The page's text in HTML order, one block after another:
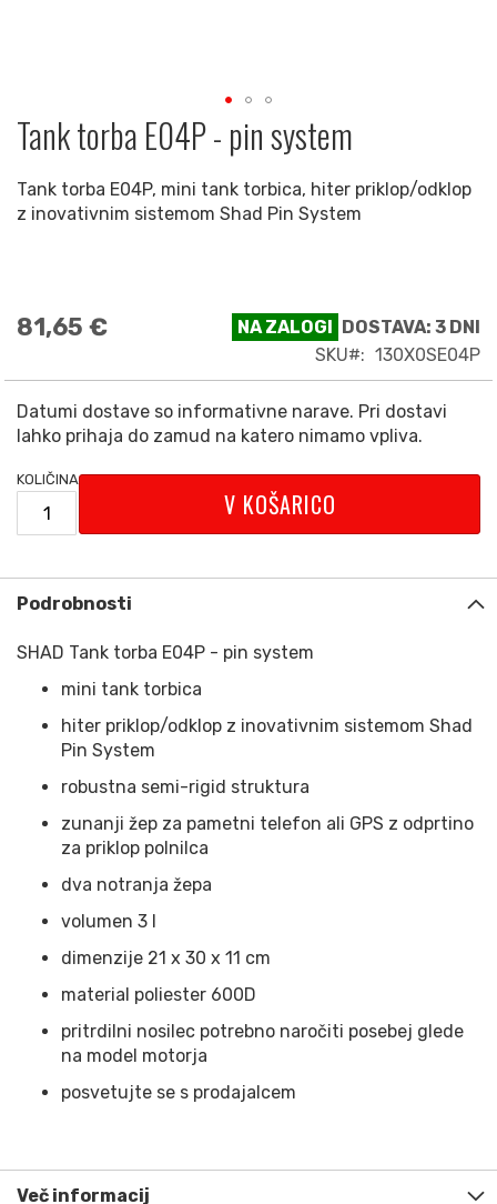
Tank torba E04P - pin system
Tank torba E04P, mini tank torbica, hiter priklop/odklop
z inovativnim sistemom Shad Pin System
81,65 € NA ZALOGI DOSTAVA: 3 DNI
SKU
130X0SE04P
Datumi dostave so informativne narave. Pri dostavi
lahko prihaja do zamud na katero nimamo vpliva.
KOLIČINA
V KOŠARICO
Preskoči
na
galerije
slik
Podrobnosti
SHAD Tank torba E04P - pin system
mini tank torbica
hiter priklop/odklop z inovativnim sistemom Shad
Pin System
robustna semi-rigid struktura
zunanji žep za pametni telefon ali GPS z odprtino
za priklop polnilca
dva notranja žepa
volumen 3 l
dimenzije 21 x 30 x 11 cm
material poliester 600D
pritrdilni nosilec potrebno naročiti posebej glede
na model motorja
posvetujte se s prodajalcem
Več informacij